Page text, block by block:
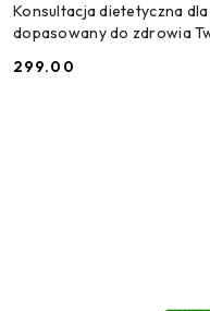
Konsultacja dietetyczna
dopasowany do zdrowia
Cena:
299.00